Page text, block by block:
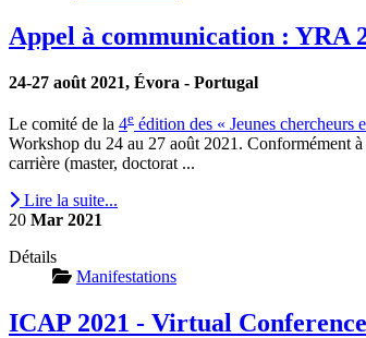
Appel à communication : YRA
24‑27 août 2021, Évora ‑ Portugal
Le comité de la 4e édition des « Jeunes
Workshop du 24 au 27 août 2021. Conformément
carrière (master, doctorat ...
Lire la suite...
20 Mar 2021
Détails
Manifestations
ICAP 2021 - Virtual